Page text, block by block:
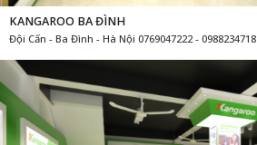
KANGAROO BA ĐÌNH
Đội Cấn - Ba Đình - Hà Nội 0769047222 - 0988234718